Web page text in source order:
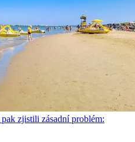
zjistili zásadní problém: